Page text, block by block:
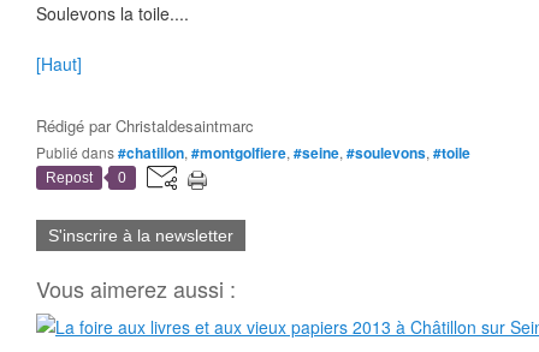
Soulevons la toile....
[Haut]
Rédigé parChristaldesaintmarc
Publié dans#chatillon, #montgolfiere, #seine, #soulevons, #toile
Repost 0
S'inscrire à la newsletter
Vous aimerez aussi :